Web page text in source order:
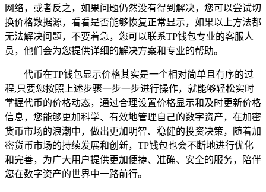
网络，或者反之，如果问题仍然没有得到解决，您可以尝试切
换价格数据源，看看是否能够恢复正常显示，如果以上方法都
无法解决问题，不要着急，您可以联系TP钱包专业的客服人
员，他们会为您提供详细的解决方案和专业的帮助。
代币在TP钱包显示价格其实是一个相对简单且有序的过
程,只要您按照上述步骤一步一步进行操作，就能够轻松实时
掌握代币的价格动态，通过合理设置价格显示和及时更新价格
信息，您能够更加科学、有效地管理自己的数字资产，在加密
货币市场的浪潮中，做出更加明智、稳健的投资决策，随着加
密货币市场的持续发展和创新，TP钱包也会不断地进行优化
和完善，为广大用户提供更加便捷、准确、安全的服务，陪伴
您在数字资产的世界中一路前行。